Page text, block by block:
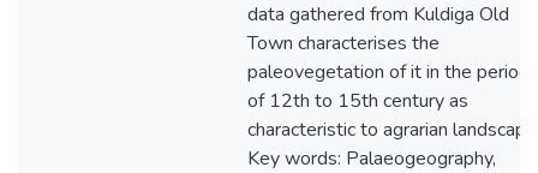
data gathered from Kuldiga Old
Town characterises the
paleovegetation of it in the period
of 12th to 15th century as
characteristic to agrarian
Key words: Palaeogeography,